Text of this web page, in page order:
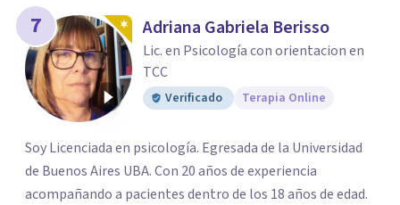
7 Adriana Gabriela Berisso
Lic. en Psicología con orientacion en
TCC
Verificado Terapia Online
Soy Licenciada en psicología. Egresada de la Universidad
de Buenos Aires UBA. Con 20 años de experiencia
acompañando a pacientes dentro de los 18 años de edad.